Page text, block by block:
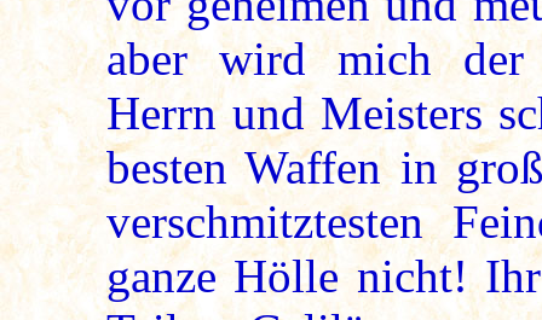
aber wird mich der
Herrn und Meisters
besten Waffen in
verschmitztesten
ganze Hölle nicht!